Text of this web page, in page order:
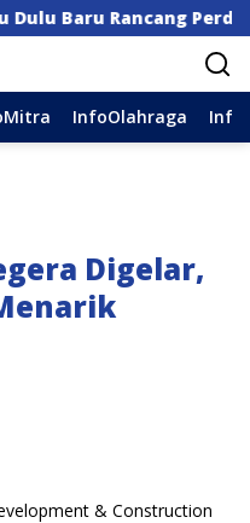
Perda Baru!
InfoOlahraga
Digelar,
& Construction